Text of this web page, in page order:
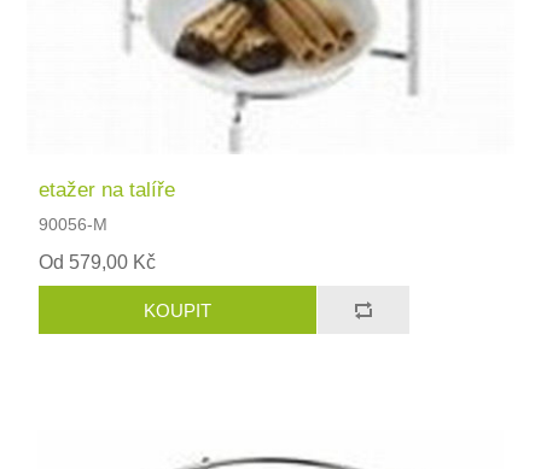
etažer na talíře
90056-M
Od 579,00 Kč